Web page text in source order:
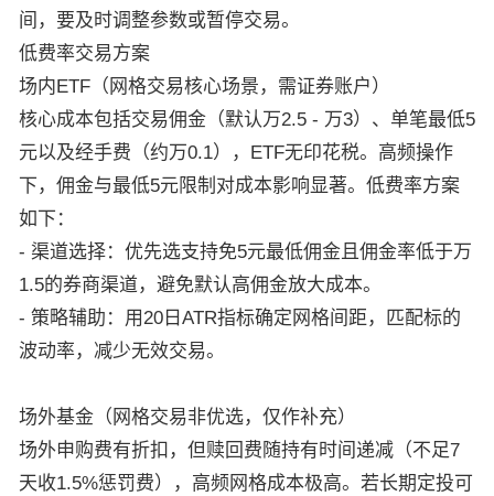
间，要及时调整参数或暂停交易。
低费率交易方案
场内ETF（网格交易核心场景，需证券账户）
核心成本包括交易佣金（默认万2.5 - 万3）、单笔最低5
元以及经手费（约万0.1），ETF无印花税。高频操作
下，佣金与最低5元限制对成本影响显著。低费率方案
如下：
- 渠道选择：优先选支持免5元最低佣金且佣金率低于万
1.5的券商渠道，避免默认高佣金放大成本。
- 策略辅助：用20日ATR指标确定网格间距，匹配标的
波动率，减少无效交易。
场外基金（网格交易非优选，仅作补充）
场外申购费有折扣，但赎回费随持有时间递减（不足7
天收1.5%惩罚费），高频网格成本极高。若长期定投可